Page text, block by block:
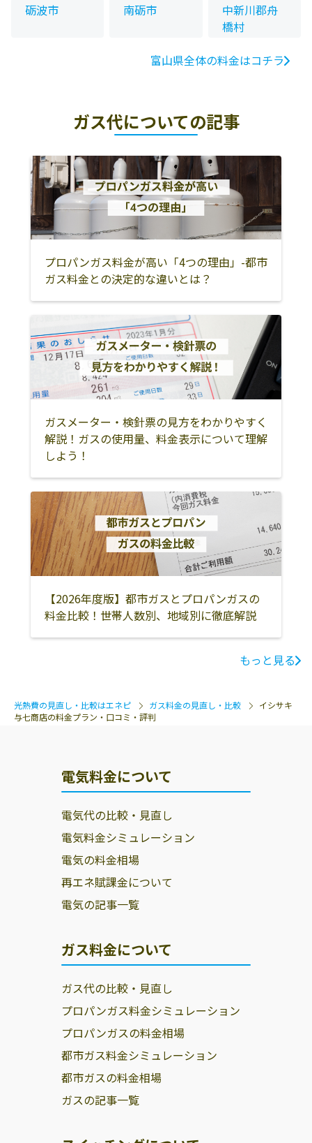
砺波市
南砺市
中新川郡舟
橋村
富山県全体の料金はコチラ
ガス代についての記事
プロパンガス料金が高い「4つの理由」-都市
ガス料金との決定的な違いとは？
ガスメーター・検針票の見方をわかりやすく
解説！ガスの使用量、料金表示について理解
しよう！
【2026年度版】都市ガスとプロパンガスの
料金比較！世帯人数別、地域別に徹底解説
もっと見る
光熱費の見直し・比較はエネピ ガス料金の見直し・比較
イシサキ
与七商店の料金プラン・口コミ・評判
電気料金について
電気代の比較・見直し
電気料金シミュレーション
電気の料金相場
再エネ賦課金について
電気の記事一覧
ガス料金について
ガス代の比較・見直し
プロパンガス料金シミュレーション
プロパンガスの料金相場
都市ガス料金シミュレーション
都市ガスの料金相場
ガスの記事一覧